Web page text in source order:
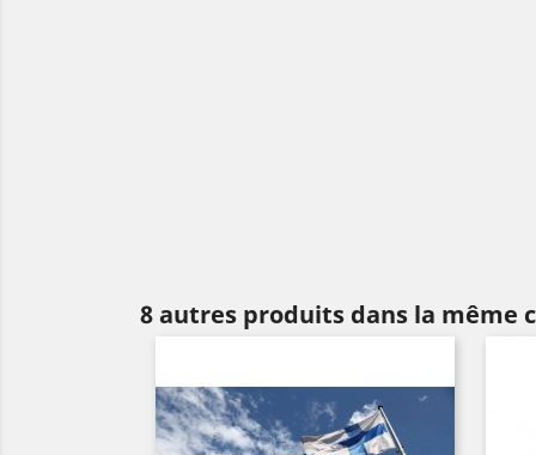
8 autres produits dans la même